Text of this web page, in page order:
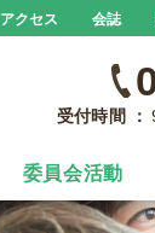
アクセス 会誌
受付時間 ：
委員会活動